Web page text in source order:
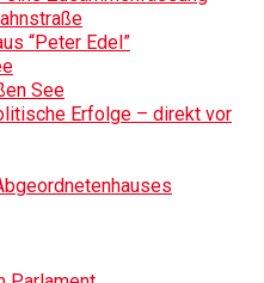
“Peter Edel”
See
Erfolge – direkt vor